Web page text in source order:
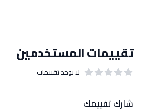
تقييمات المستخدمين
لا يوجد تقييمات
شارك تقييمك